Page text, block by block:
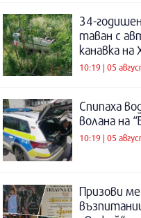
34-
таван с
канавка на
10:19 | 05
Спипаха
волана на
10:19 | 05
Призови